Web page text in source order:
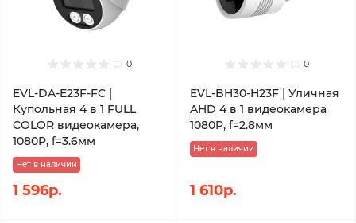
0
EVL-DA-E23F-FC |
Купольная 4 в 1 FULL
COLOR видеокамера,
1080P, f=3.6мм
Нет в наличии
1 596р.
0
EVL-BH30-H23F | Уличная
AHD 4 в 1 видеокамера
1080P, f=2.8мм
Нет в наличии
1 610р.